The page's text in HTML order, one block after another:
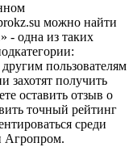
можно найти
- одна из таких
пользователям
захотят получить
оставить отзыв о
точный рейтинг
среди
Агропром.